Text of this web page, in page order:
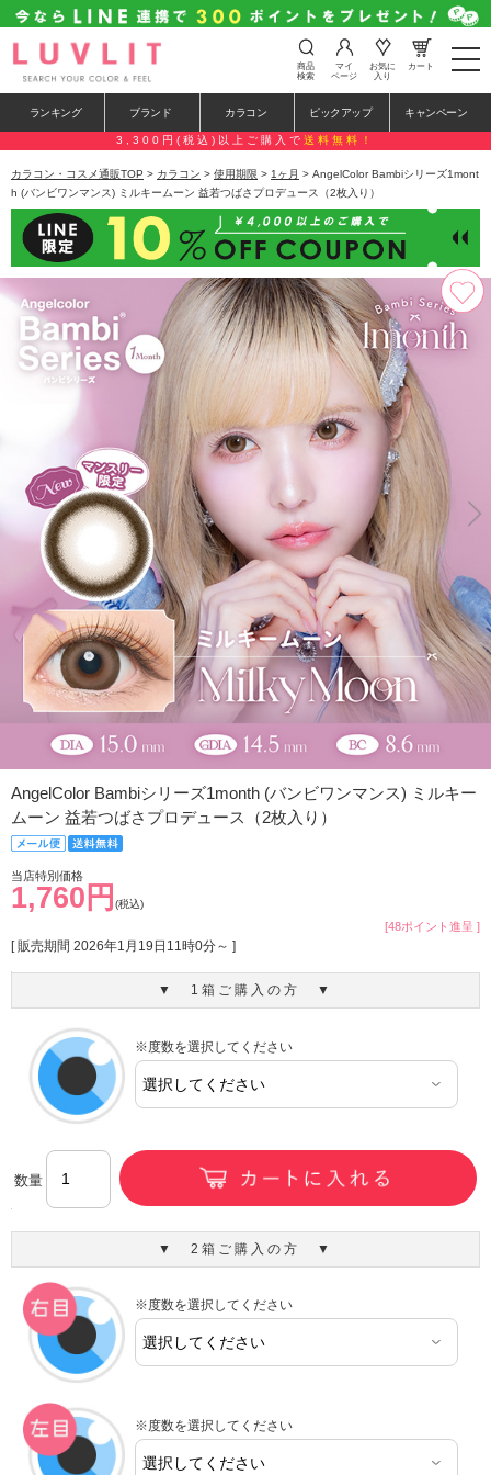
t
o
e
n
a
a
i
o
n
商品
検索
マイ
ページ
お気に
入り
カート
ランキング ブランド カラコン ピックアップ キャンペーン
3,300円(税込)以上ご購入で 送料無料！
カラコン・コスメ通販TOP > カラコン > 使用期限 > 1ヶ月 > AngelColor Bambiシリーズ1mont
h (バンビワンマンス) ミルキームーン 益若つばさプロデュース（2枚入り）
AngelColor Bambiシリーズ1month (バンビワンマンス) ミルキー
ムーン 益若つばさプロデュース（2枚入り）
当店特別価格
1,760円 (税込)
[48ポイント進呈 ]
[ 販売期間 2026年1月19日11時0分～ ]
▼ 1箱ご購入の方 ▼
※度数を選択してください
数量
▼ 2箱ご購入の方 ▼
※度数を選択してください
※度数を選択してください